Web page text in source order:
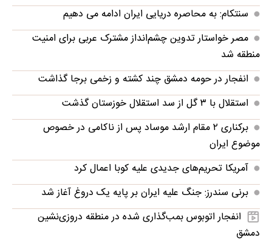
سنتکام: به محاصره دریایی ایران ادامه می دهیم
مصر خواستار تدوین چشم‌انداز مشترک عربی برای امنیت
منطقه شد
انفجار در حومه دمشق چند کشته و زخمی برجا گذاشت
استقلال با ۳ گل از سد استقلال خوزستان گذشت
برکناری ۲ مقام ارشد موساد پس از ناکامی در خصوص
موضوع ایران
آمریکا تحریم‌های جدیدی علیه کوبا اعمال کرد
برنی سندرز: جنگ علیه ایران بر پایه یک دروغ آغاز شد
انفجار اتوبوس بمب‌گذاری شده در منطقه دروزی‌نشین
دمشق